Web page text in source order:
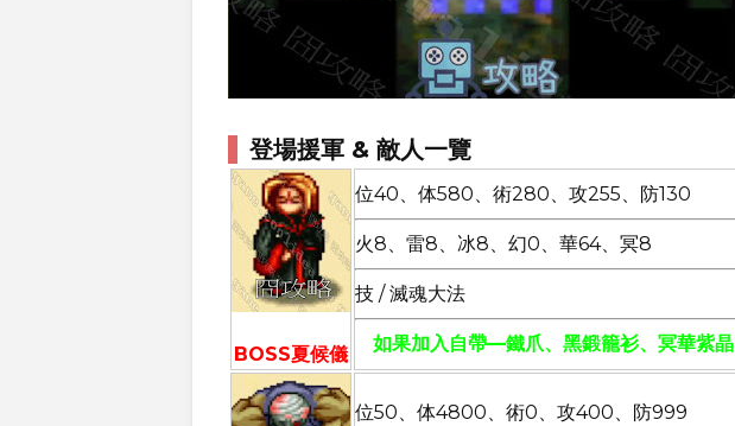
登場援軍 & 敵人一覽
BOSS夏候儀
位40、体580、術280、攻255、防130
火8、雷8、冰8、幻0、華64、冥8
技 / 滅魂大法
如果加入自帶—鐵爪、黑鍛籠衫、冥華紫晶
位50、体4800、術0、攻400、防999